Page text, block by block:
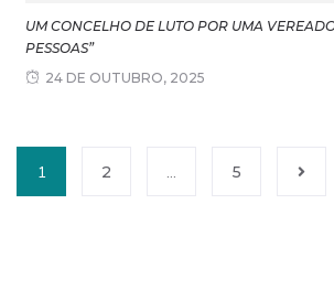
UM CONCELHO DE LUTO POR UMA
PESSOAS”
24 DE OUTUBRO, 2025
1 2 … 5